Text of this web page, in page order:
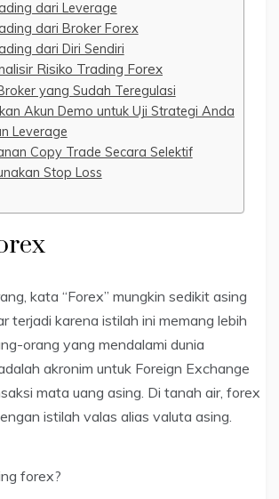
dari Leverage
dari Broker Forex
dari Diri Sendiri
Risiko Trading Forex
yang Sudah Teregulasi
Akun Demo untuk Uji Strategi Anda
Leverage
Copy Trade Secara Selektif
Stop Loss
kata “Forex” mungkin sedikit asing
terjadi karena istilah ini memang lebih
orang yang mendalami dunia
akronim untuk Foreign Exchange
mata uang asing. Di tanah air, forex
istilah valas alias valuta asing.
forex?